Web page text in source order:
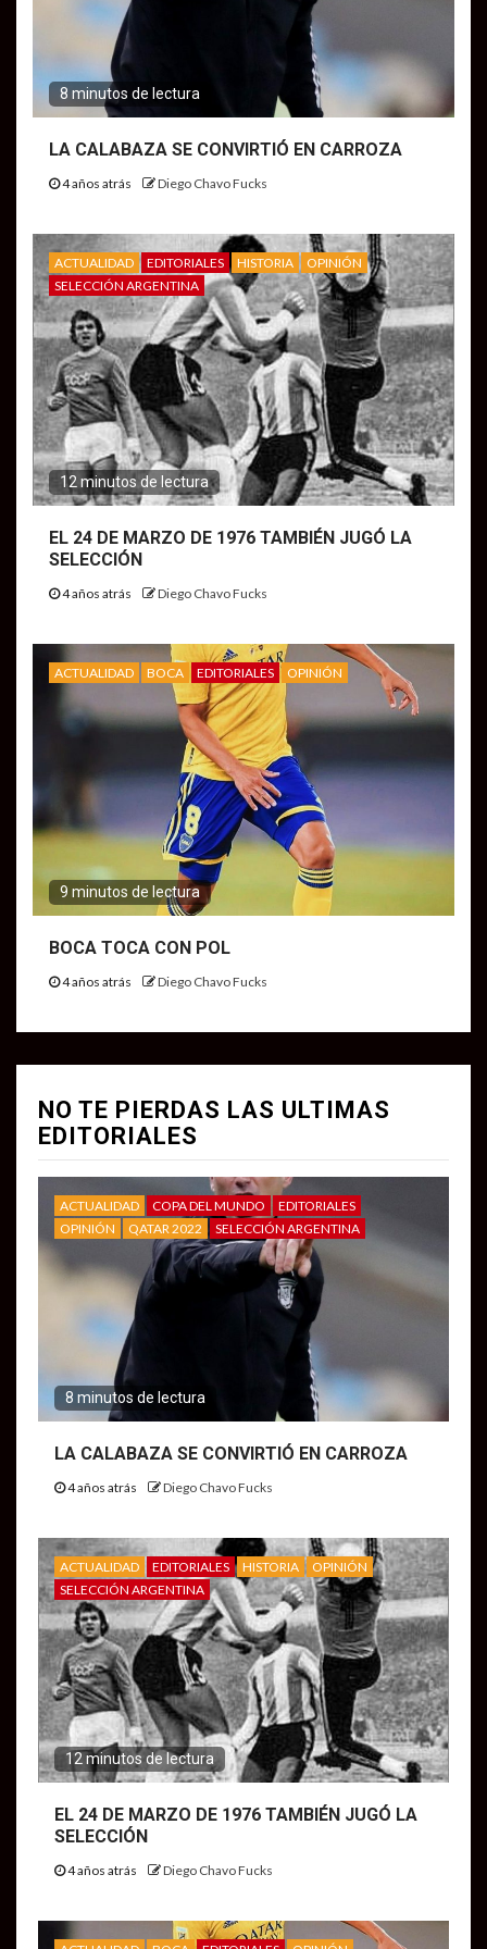
8 minutos de lectura
LA CALABAZA SE CONVIRTIÓ EN CARROZA
4 años atrás Diego Chavo Fucks
ACTUALIDAD EDITORIALES HISTORIA
OPINIÓN
SELECCIÓN ARGENTINA
12 minutos de lectura
EL 24 DE MARZO DE 1976 TAMBIÉN JUGÓ LA
SELECCIÓN
4 años atrás Diego Chavo Fucks
ACTUALIDAD BOCA EDITORIALES OPINIÓN
9 minutos de lectura
BOCA TOCA CON POL
4 años atrás Diego Chavo Fucks
NO TE PIERDAS LAS ULTIMAS
EDITORIALES
ACTUALIDAD COPA DEL MUNDO
EDITORIALES
OPINIÓN
QATAR 2022 SELECCIÓN ARGENTINA
8 minutos de lectura
LA CALABAZA SE CONVIRTIÓ EN CARROZA
4 años atrás Diego Chavo Fucks
ACTUALIDAD EDITORIALES HISTORIA
OPINIÓN
SELECCIÓN ARGENTINA
12 minutos de lectura
EL 24 DE MARZO DE 1976 TAMBIÉN JUGÓ LA
SELECCIÓN
4 años atrás Diego Chavo Fucks